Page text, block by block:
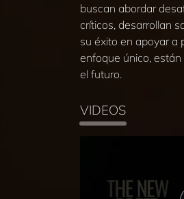
buscan abordar
críticos, desarrollan
su éxito en apoyar a
enfoque único,
el futuro.
VIDEOS